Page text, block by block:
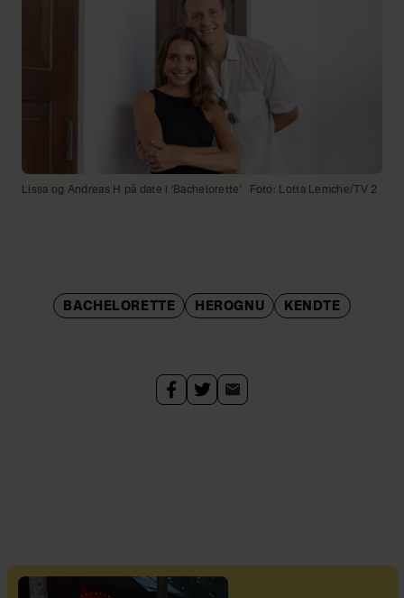
Lissa og Andreas H på date i 'Bachelorette' Foto: Lotta Lemche/TV 2
BACHELORETTE HEROGNU KENDTE